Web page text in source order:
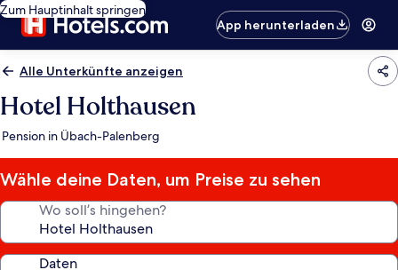
Zum Hauptinhalt springen
App herunterladen
Alle Unterkünfte anzeigen
Hotel Holthausen
Pension in Übach-Palenberg
Wähle deine Daten, um Preise zu sehen
Wo soll’s hingehen?
Daten